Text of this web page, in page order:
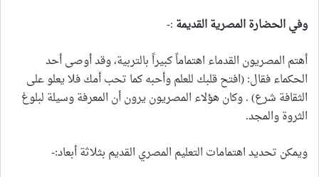
وفي الحضارة المصرية القديمة :-
أهتم المصريون القدماء اهتماماً كبيراً بالتربية، وقد أوصى أحد
الحكماء فقال: (افتح قلبك للعلم وأحبه كما تحب أمك فلا يعلو على
الثقافة شرع) . وكان هؤلاء المصريون يرون أن المعرفة وسيلة لبلوغ
الثروة والمجد.
ويمكن تحديد اهتمامات التعليم المصري القديم بثلاثة أبعاد:-